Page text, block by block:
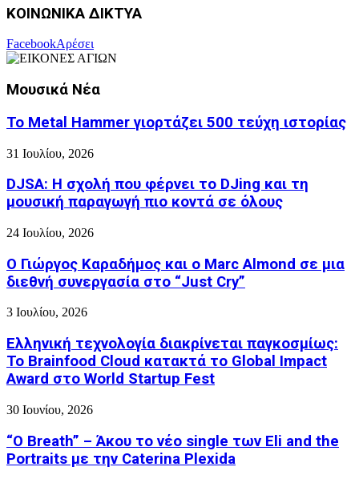
ΚΟΙΝΩΝΙΚΑ ΔΙΚΤΥΑ
FacebookΑρέσει
Μουσικά Νέα
Το Metal Hammer γιορτάζει 500 τεύχη ιστορίας
31 Ιουλίου, 2026
DJSA: Η σχολή που φέρνει το DJing και τη
μουσική παραγωγή πιο κοντά σε όλους
24 Ιουλίου, 2026
Ο Γιώργος Καραδήμος και ο Marc Almond σε μια
διεθνή συνεργασία στο “Just Cry”
3 Ιουλίου, 2026
Ελληνική τεχνολογία διακρίνεται παγκοσμίως:
Το Brainfood Cloud κατακτά το Global Impact
Award στο World Startup Fest
30 Ιουνίου, 2026
“O Breath” – Άκου το νέο single των Eli and the
Portraits με την Caterina Plexida